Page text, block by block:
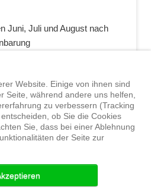
Juni, Juli und August nach
Service
Elvstrøm
auf
Website. Einige von ihnen sind
Seite, während andere uns helfen,
zu verbessern (Tracking
ob Sie die Cookies
Sie, dass bei einer Ablehnung
der Seite zur